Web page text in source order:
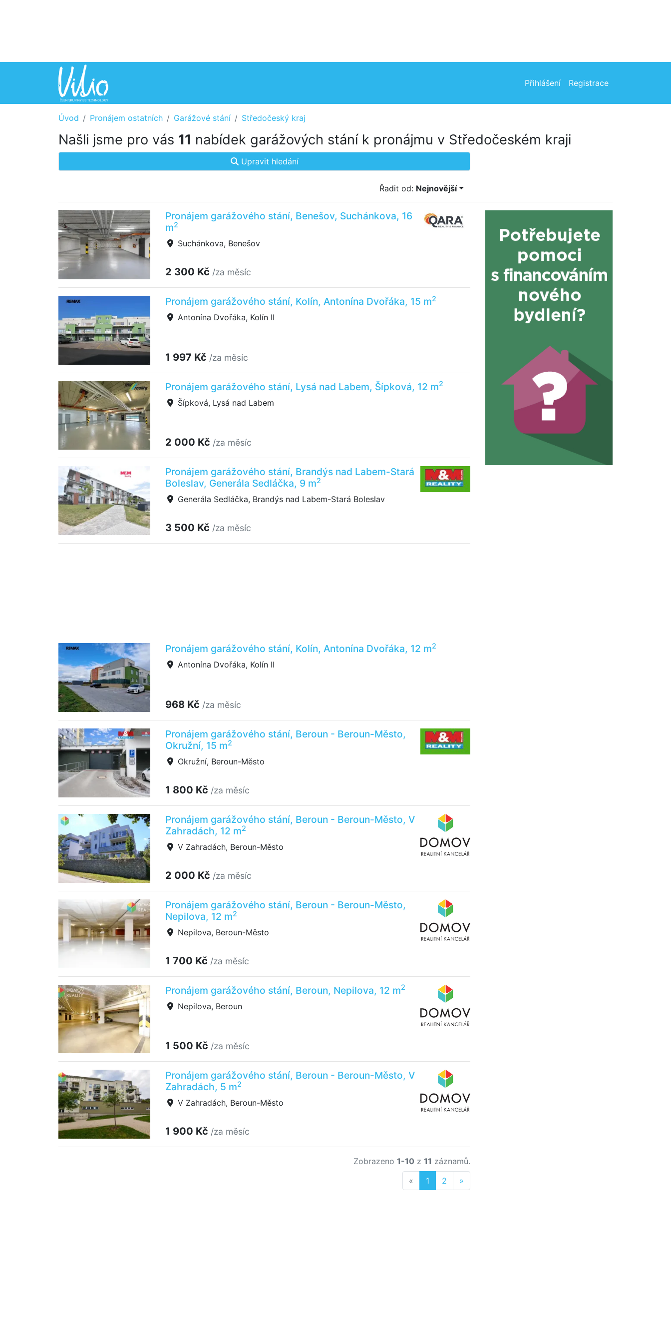
Přihlášení Registrace
Úvod Pronájem ostatních Garážové stání Středočeský kraj
Našli jsme pro vás 11 nabídek garážových stání k pronájmu v Středočeském kraji
Upravit hledání
Řadit od: Nejnovější
Pronájem garážového stání, Benešov, Suchánkova, 16
m2
Suchánkova, Benešov
2 300 Kč /za měsíc
Pronájem garážového stání, Kolín, Antonína Dvořáka, 15 m2
Antonína Dvořáka, Kolín II
1 997 Kč /za měsíc
Pronájem garážového stání, Lysá nad Labem, Šípková, 12 m2
Šípková, Lysá nad Labem
2 000 Kč /za měsíc
Pronájem garážového stání, Brandýs nad Labem-Stará
Boleslav, Generála Sedláčka, 9 m2
Generála Sedláčka, Brandýs nad Labem-Stará Boleslav
3 500 Kč /za měsíc
Pronájem garážového stání, Kolín, Antonína Dvořáka, 12 m2
Antonína Dvořáka, Kolín II
968 Kč /za měsíc
Pronájem garážového stání, Beroun - Beroun-Město,
Okružní, 15 m2
Okružní, Beroun-Město
1 800 Kč /za měsíc
Pronájem garážového stání, Beroun - Beroun-Město, V
Zahradách, 12 m2
V Zahradách, Beroun-Město
2 000 Kč /za měsíc
Pronájem garážového stání, Beroun - Beroun-Město,
Nepilova, 12 m2
Nepilova, Beroun-Město
1 700 Kč /za měsíc
Pronájem garážového stání, Beroun, Nepilova, 12 m2
Nepilova, Beroun
1 500 Kč /za měsíc
Pronájem garážového stání, Beroun - Beroun-Město, V
Zahradách, 5 m2
V Zahradách, Beroun-Město
1 900 Kč /za měsíc
Zobrazeno 1-10 z 11 záznamů.
« Previous
1 2 »